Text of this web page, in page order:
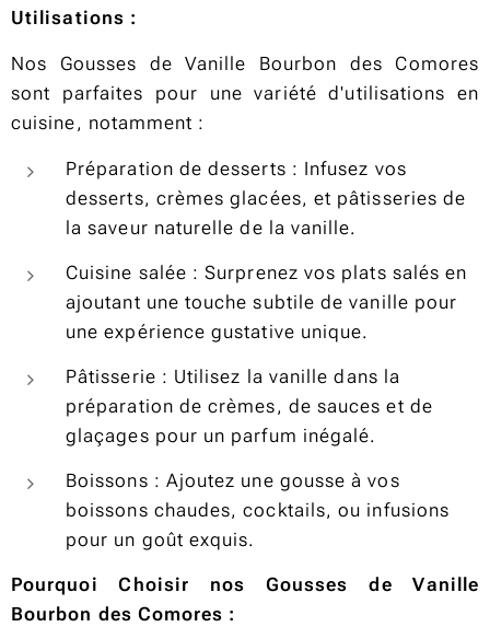
Utilisations :
Nos Gousses de Vanille Bourbon des Comores
sont parfaites pour une variété d'utilisations en
cuisine, notamment :
Préparation de desserts : Infusez vos
desserts, crèmes glacées, et pâtisseries de
la saveur naturelle de la vanille.
Cuisine salée : Surprenez vos plats salés en
ajoutant une touche subtile de vanille pour
une expérience gustative unique.
Pâtisserie : Utilisez la vanille dans la
préparation de crèmes, de sauces et de
glaçages pour un parfum inégalé.
Boissons : Ajoutez une gousse à vos
boissons chaudes, cocktails, ou infusions
pour un goût exquis.
Pourquoi Choisir nos Gousses de Vanille
Bourbon des Comores :